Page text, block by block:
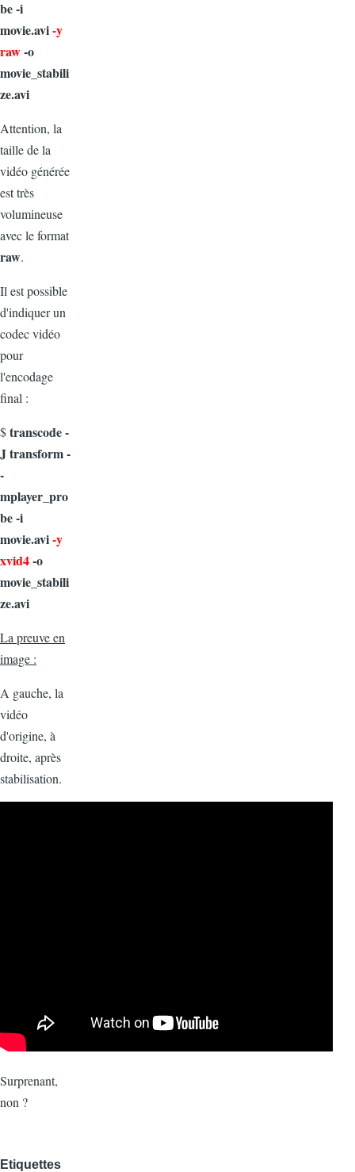
be -i
movie.avi-y
raw-o
movie_stabili
ze.avi
Attention, la
taille de la
vidéo générée
est très
volumineuse
avec le format
raw.
Il est possible
d'indiquer un
codec vidéo
pour
l'encodage
final :
$transcode -
J transform -
-
mplayer_pro
be -i
movie.avi-y
xvid4-o
movie_stabili
ze.avi
La preuve en
image :
A gauche, la
vidéo
d'origine, à
droite, après
stabilisation.
Surprenant,
non ?
Etiquettes